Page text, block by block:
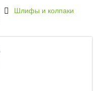
Шлифы и колпаки